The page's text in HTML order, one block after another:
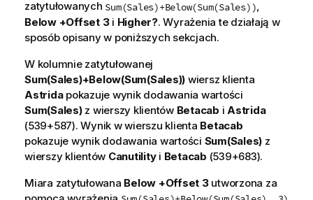
zatytułowanych Sum(Sales)+Below(Sum(Sales)),
Below +Offset 3i Higher?. Wyrażenia te działają w
sposób opisany w poniższych sekcjach.
W kolumnie zatytułowanej
Sum(Sales)+Below(Sum(Sales)) wiersz klienta
Astridapokazuje wynik dodawania wartości
Sum(Sales)z wierszy klientów Betacab i Astrida
(539+587). Wynik w wierszu klienta Betacab
pokazuje wynik dodawania wartości Sum(Sales) z
wierszy klientów Canutilityi Betacab (539+683).
Miara zatytułowana Below +Offset 3utworzona za